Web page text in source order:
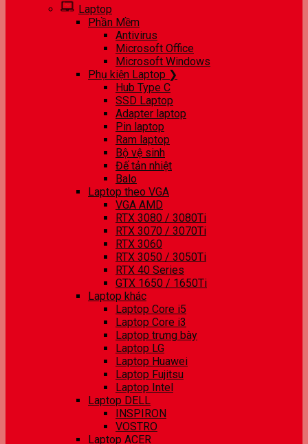
Laptop
Phần Mềm
Antivirus
Microsoft Office
Microsoft Windows
Phụ kiện Laptop ❯
Hub Type C
SSD Laptop
Adapter laptop
Pin laptop
Ram laptop
Bộ vệ sinh
Đế tản nhiệt
Balo
Laptop theo VGA
VGA AMD
RTX 3080 / 3080Ti
RTX 3070 / 3070Ti
RTX 3060
RTX 3050 / 3050Ti
RTX 40 Series
GTX 1650 / 1650Ti
Laptop khác
Laptop Core i5
Laptop Core i3
Laptop trưng bày
Laptop LG
Laptop Huawei
Laptop Fujitsu
Laptop Intel
Laptop DELL
INSPIRON
VOSTRO
Laptop ACER